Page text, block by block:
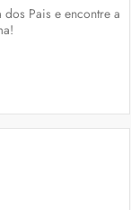
Pais e encontre a